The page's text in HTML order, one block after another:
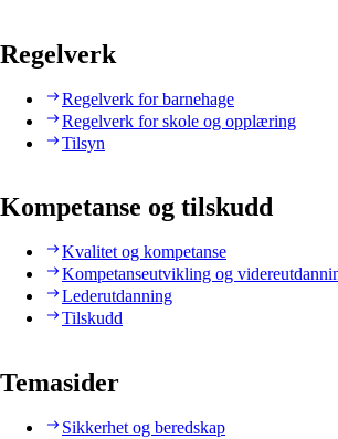
Regelverk
Regelverk for barnehage
Regelverk for skole og opplæring
Tilsyn
Kompetanse og tilskudd
Kvalitet og kompetanse
Kompetanseutvikling og
Lederutdanning
Tilskudd
Temasider
Sikkerhet og beredskap